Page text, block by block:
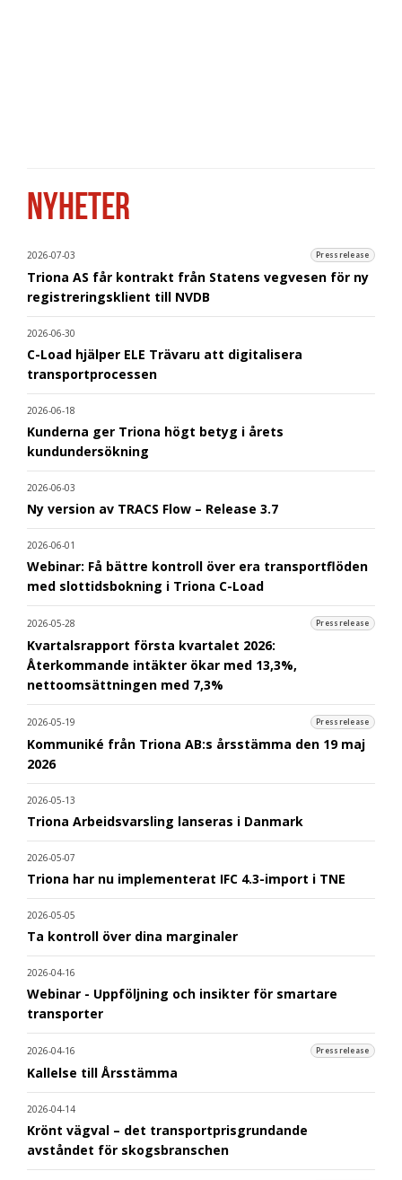
NYHETER
2026-07-03 Pressrelease
Triona AS får kontrakt från Statens vegvesen för ny
registreringsklient till NVDB
2026-06-30
C-Load hjälper ELE Trävaru att digitalisera
transportprocessen
2026-06-18
Kunderna ger Triona högt betyg i årets
kundundersökning
2026-06-03
Ny version av TRACS Flow – Release 3.7
2026-06-01
Webinar: Få bättre kontroll över era transportflöden
med slottidsbokning i Triona C-Load
2026-05-28 Pressrelease
Kvartalsrapport första kvartalet 2026:
Återkommande intäkter ökar med 13,3%,
nettoomsättningen med 7,3%
2026-05-19 Pressrelease
Kommuniké från Triona AB:s årsstämma den 19 maj
2026
2026-05-13
Triona Arbeidsvarsling lanseras i Danmark
2026-05-07
Triona har nu implementerat IFC 4.3-import i TNE
2026-05-05
Ta kontroll över dina marginaler
2026-04-16
Webinar - Uppföljning och insikter för smartare
transporter
2026-04-16 Pressrelease
Kallelse till Årsstämma
2026-04-14
Krönt vägval – det transportprisgrundande
avståndet för skogsbranschen